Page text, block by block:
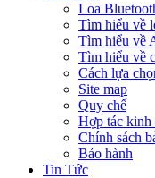
Loa
Tìm hiểu về
Tìm hiểu về
Tìm hiểu về
Cách lựa
Site map
Quy chế
Hợp tác kinh
Chính sách
Bảo hành
Tin Tức